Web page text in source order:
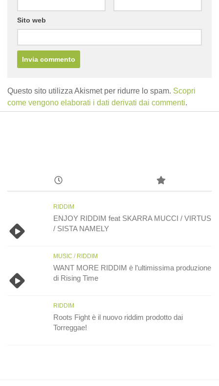
Sito web
Questo sito utilizza Akismet per ridurre lo spam. Scopri
come vengono elaborati i dati derivati dai commenti.
RIDDIM
ENJOY RIDDIM feat SKARRA MUCCI / VIRTUS
/ SISTA NAMELY
MUSIC / RIDDIM
WANT MORE RIDDIM è l’ultimissima produzione
di Rising Time
RIDDIM
Roots Fight è il nuovo riddim prodotto dai
Torreggae!